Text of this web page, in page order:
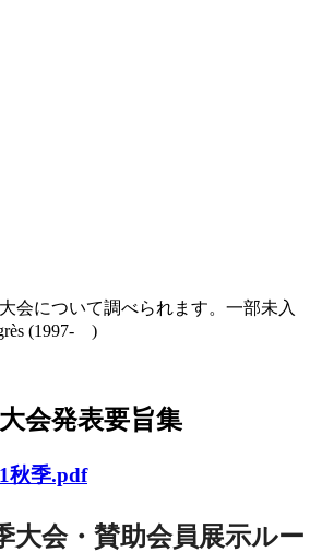
会について調べられます。一部未入
(1997- )
会発表要旨集
秋季.pdf
大会・賛助会員展示ルー